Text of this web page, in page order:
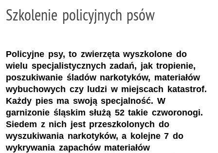
Szkolenie policyjnych psów
Policyjne psy, to zwierzęta wyszkolone do
wielu specjalistycznych zadań, jak tropienie,
poszukiwanie śladów narkotyków, materiałów
wybuchowych czy ludzi w miejscach katastrof.
Każdy pies ma swoją specjalność. W
garnizonie śląskim służą 52 takie czworonogi.
Siedem z nich jest przeszkolonych do
wyszukiwania narkotyków, a kolejne 7 do
wykrywania zapachów materiałów